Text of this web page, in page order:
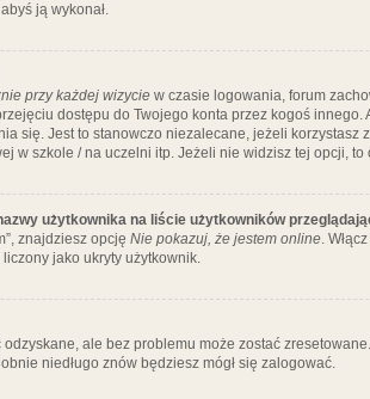
ją wykonał.
przy każdej wizycie w czasie logowania, forum
dostępu do Twojego konta przez kogoś
się. Jest to stanowczo niezalecane, jeżeli korzystasz
w szkole / na uczelni itp. Jeżeli nie widzisz tej opcji,
użytkownika na liście użytkowników
znajdziesz opcję Nie pokazuj, że jestem online.
jako ukryty użytkownik.
ale bez problemu może zostać
niedługo znów będziesz mógł się zalogować.